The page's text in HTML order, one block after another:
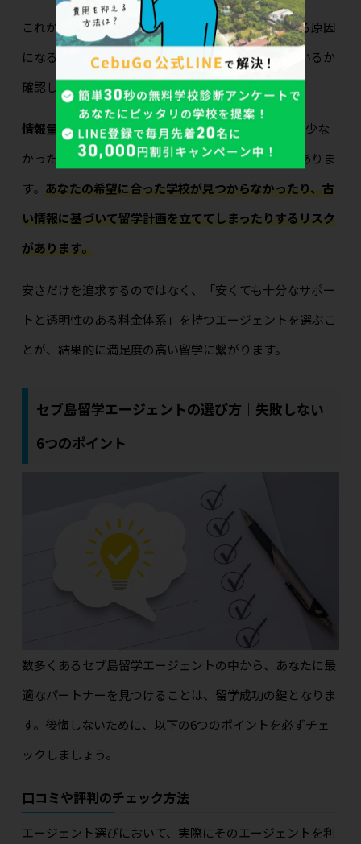
これが隠れたコストとなり、留学費用を高くしている原因
になることもあります。適正なレートで計算されているか
確認しましょう。
情報量と情報の鮮度:安いエージェントは、提携校が少な
かったり、現地情報の更新が遅かったりする場合がありま
す。 あなたの希望に合った学校が見つからなかったり、古
い情報に基づいて留学計画を立ててしまったりするリスク
があります。
安さだけを追求するのではなく、「安くても十分なサポー
トと透明性のある料金体系」を持つエージェントを選ぶこ
とが、結果的に満足度の高い留学に繋がります。
セブ島留学エージェントの選び方｜失敗しない
6つのポイント
数多くあるセブ島留学エージェントの中から、あなたに最
適なパートナーを見つけることは、留学成功の鍵となりま
す。後悔しないために、以下の6つのポイントを必ずチェ
ックしましょう。
口コミや評判のチェック方法
エージェント選びにおいて、実際にそのエージェントを利